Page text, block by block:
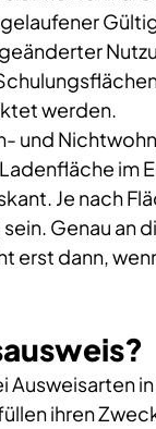
werden.
und
im
Je nach
Genau an
erst dann,
Ausweisarten
ihren